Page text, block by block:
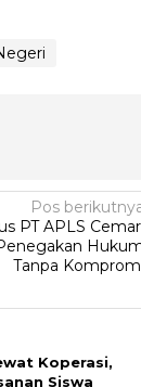
Pos
PT APLS
Tanpa
Koperasi,
Siswa